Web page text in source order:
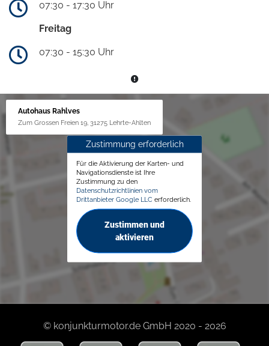
07:30 - 17:30 Uhr
Freitag
07:30 - 15:30 Uhr
Autohaus Rahlves
Zum Grossen Freien 19, 31275 Lehrte-Ahlten
Zustimmung erforderlich
Für die Aktivierung der Karten- und
Navigationsdienste ist Ihre
Zustimmung zu den
Datenschutzrichtlinien vom
Drittanbieter Google LLC erforderlich.
Zustimmen und
aktivieren
© konjunkturmotor.de GmbH 2020 - 2026